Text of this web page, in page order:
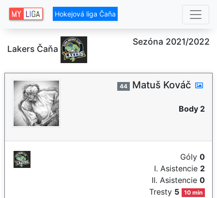
Hokejová liga Čaňa
Lakers Čaňa
Sezóna 2021/2022
44 Matuš Kováč
Body 2
Góly 0
I. Asistencie 2
II. Asistencie 0
Tresty 5 10 min